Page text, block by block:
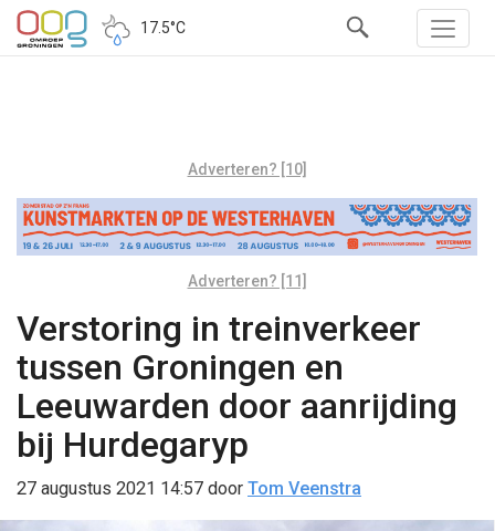
17.5°C
Adverteren? [10]
Adverteren? [11]
Verstoring in treinverkeer
tussen Groningen en
Leeuwarden door aanrijding
bij Hurdegaryp
27 augustus 2021 14:57 door Tom Veenstra